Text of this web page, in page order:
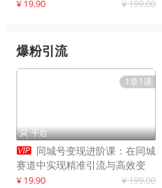
打造爆款商品
¥ 19.90 ¥ 199.00
爆粉引流
1章1课
 千启
 同城号变现进阶课：在同城
赛道中实现精准引流与高效变
现，单店月引流成交额提升50%
¥ 19.90 ¥ 199.00